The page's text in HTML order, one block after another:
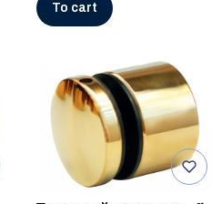
To cart